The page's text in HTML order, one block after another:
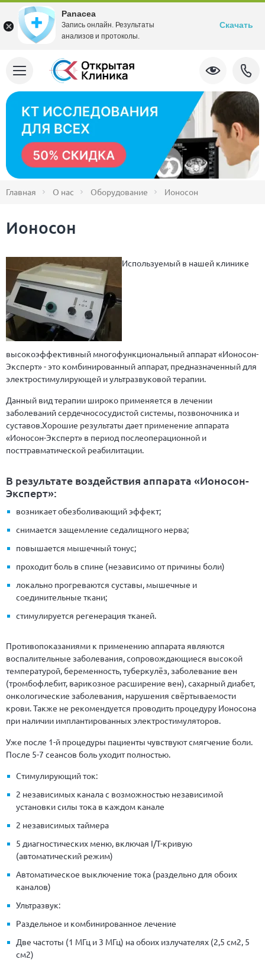
Главная О нас Оборудование Ионосон
Ионосон
Используемый в нашей клинике
высокоэффективный многофункциональный аппарат «Ионосон-
Эксперт» - это комбинированный аппарат, предназначенный для
электростимулирующей и ультразвуковой терапии.
Данный вид терапии широко применяется в лечении
заболеваний сердечнососудистой системы, позвоночника и
суставов.Хорошие результаты дает применение аппарата
«Ионосон-Эксперт» в период послеоперационной и
посттравматической реабилитации.
В результате воздействия аппарата «Ионосон-
Эксперт»:
возникает обезболивающий эффект;
снимается защемление седалищного нерва;
повышается мышечный тонус;
проходит боль в спине (независимо от причины боли)
локально прогреваются суставы, мышечные и
соединительные ткани;
стимулируется регенерация тканей.
Противопоказаниями к применению аппарата являются
воспалительные заболевания, сопровождающиеся высокой
температурой, беременность, туберкулёз, заболевание вен
(тромбофлебит, варикозное расширение вен), сахарный диабет,
онкологические заболевания, нарушения свёртываемости
крови. Также не рекомендуется проводить процедуру Ионосона
при наличии имплантированных электростимуляторов.
Уже после 1-й процедуры пациенты чувствуют смягчение боли.
После 5-7 сеансов боль уходит полностью.
Стимулирующий ток:
2 независимых канала с возможностью независимой
установки силы тока в каждом канале
2 независимых таймера
5 диагностических меню, включая I/T-кривую
(автоматический режим)
Автоматическое выключение тока (раздельно для обоих
каналов)
Ультразвук:
Раздельное и комбинированное лечение
Две частоты (1 MГц и 3 MГц) на обоих излучателях (2,5 см2, 5
см2)
Panacea
Запись онлайн. Результаты
анализов и протоколы.
Скачать